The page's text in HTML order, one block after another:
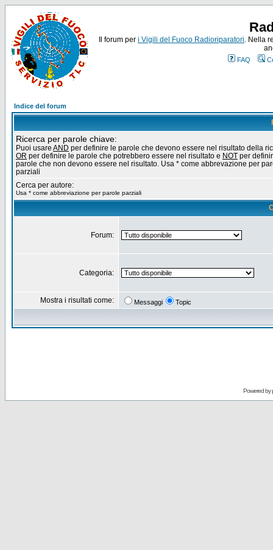
Il forum per i Vigili del Fuoco Radioriparatori. Nella
FAQ
Indice del forum
Ricerca per parole chiave:
Puoi usare AND per definire le parole che devono essere nel risultato della
OR per definire le parole che potrebbero essere nel risultato e NOT per
parole che non devono essere nel risultato. Usa * come abbrevazione per
parziali
Cerca per autore:
Usa * come abbreviazione per parole parziali
Forum:
Categoria:
Mostra i risultati come: Messaggi Topic
Powered by